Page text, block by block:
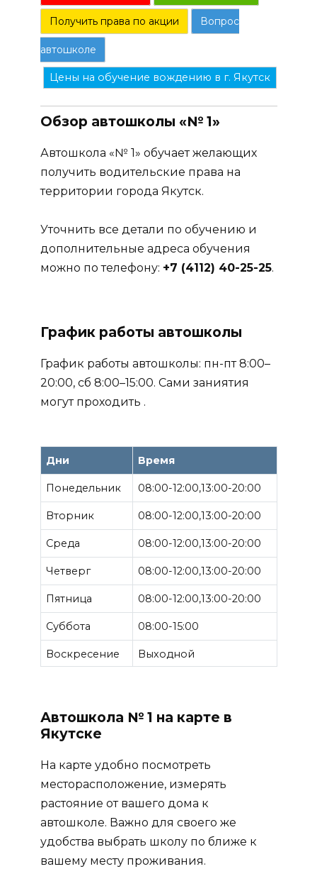
Получить права по акции Вопрос
автошколе
Цены на обучение вождению в г. Якутск
Обзор автошколы «№ 1»
Автошкола «№ 1» обучает желающих
получить водительские права на
территории города Якутск.
Уточнить все детали по обучению и
дополнительные адреса обучения
можно по телефону: +7 (4112) 40-25-25.
График работы автошколы
График работы автошколы: пн-пт 8:00–
20:00, сб 8:00–15:00. Сами заниятия
могут проходить .
Дни Время
Понедельник 08:00-12:00,13:00-20:00
Вторник 08:00-12:00,13:00-20:00
Среда 08:00-12:00,13:00-20:00
Четверг 08:00-12:00,13:00-20:00
Пятница 08:00-12:00,13:00-20:00
Суббота 08:00-15:00
Воскресение Выходной
Автошкола № 1 на карте в
Якутске
На карте удобно посмотреть
месторасположение, измерять
растояние от вашего дома к
автошколе. Важно для своего же
удобства выбрать школу по ближе к
вашему месту проживания.